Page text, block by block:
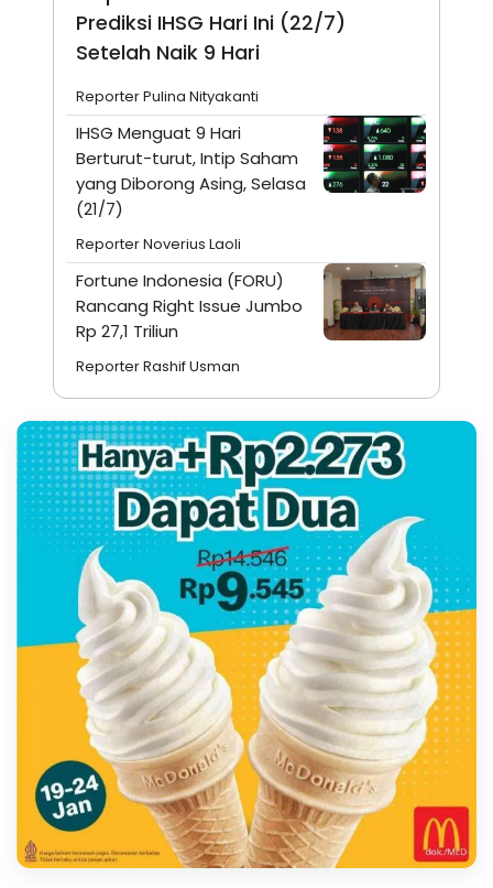
Prediksi IHSG Hari Ini (22/7)
Setelah Naik 9 Hari
Reporter Pulina Nityakanti
IHSG Menguat 9 Hari
Berturut-turut, Intip Saham
yang Diborong Asing, Selasa
(21/7)
Reporter Noverius Laoli
Fortune Indonesia (FORU)
Rancang Right Issue Jumbo
Rp 27,1 Triliun
Reporter Rashif Usman